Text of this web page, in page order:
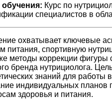
Курс по
специалистов в
охватывает ключевые
питания, спортивную
методы коррекции
бренда нутрициолога.
знаний для работы
индивидуальных планов
здоровья и питания.